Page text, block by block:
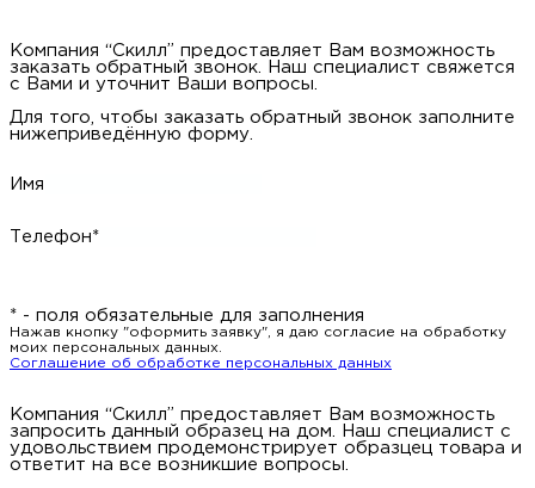
Компания “Скилл” предоставляет Вам возможность
заказать обратный звонок. Наш специалист свяжется
с Вами и уточнит Ваши вопросы.
Для того, чтобы заказать обратный звонок заполните
нижеприведённую форму.
Имя
Телефон*
* - поля обязательные для заполнения
Нажав кнопку "оформить заявку", я даю согласие на обработку
моих персональных данных.
Соглашение об обработке персональных данных
Компания “Скилл” предоставляет Вам возможность
запросить данный образец на дом. Наш специалист с
удовольствием продемонстрирует образцец товара и
ответит на все возникшие вопросы.